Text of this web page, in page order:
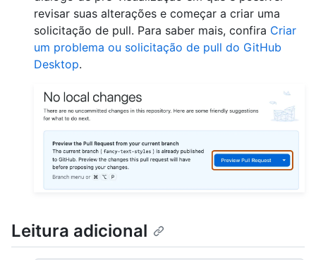
revisar suas alterações e começar a criar uma
solicitação de pull. Para saber mais, confira Criar
um problema ou solicitação de pull do GitHub
Desktop.
Leitura adicional